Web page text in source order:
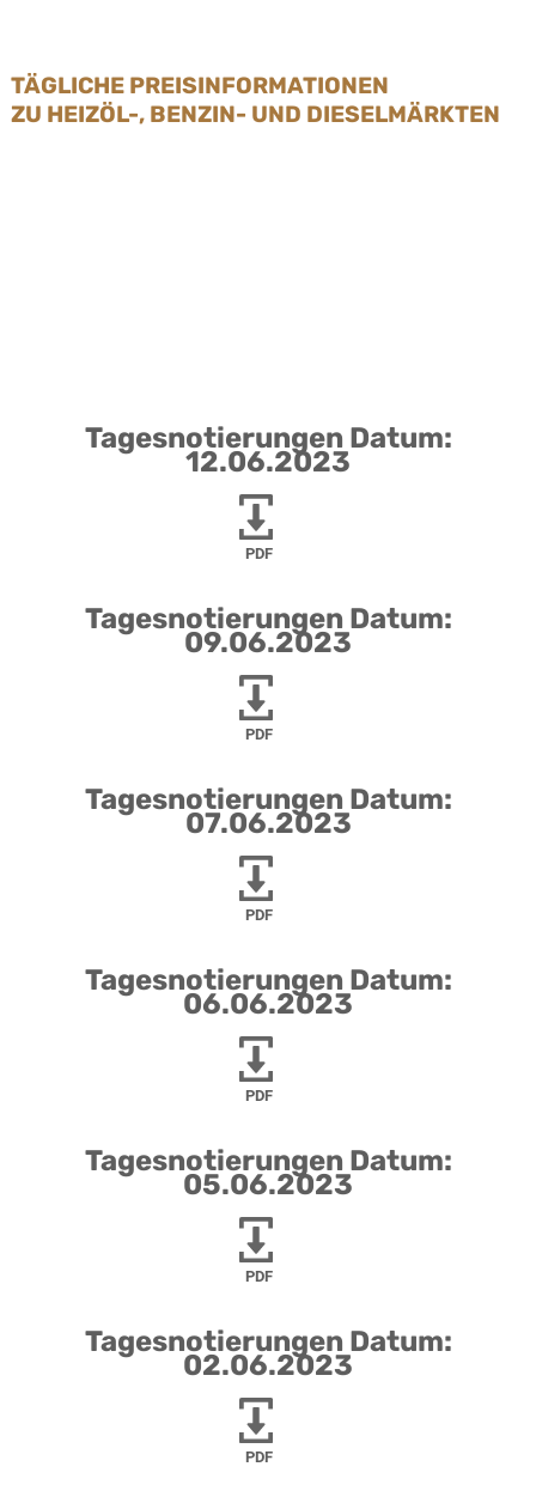
TÄGLICHE PREISINFORMATIONEN
ZU HEIZÖL-, BENZIN- UND DIESELMÄRKTEN
Tagesnotierungen Datum:
12.06.2023
PDF
Tagesnotierungen Datum:
09.06.2023
PDF
Tagesnotierungen Datum:
07.06.2023
PDF
Tagesnotierungen Datum:
06.06.2023
PDF
Tagesnotierungen Datum:
05.06.2023
PDF
Tagesnotierungen Datum:
02.06.2023
PDF